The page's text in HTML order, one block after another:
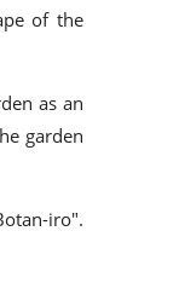
of the
as an
garden
iro".